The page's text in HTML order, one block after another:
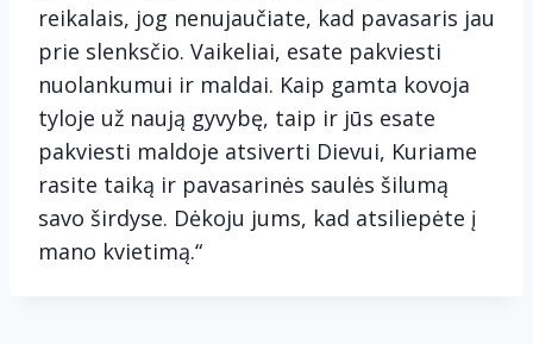
reikalais, jog nenujaučiate, kad pavasaris jau
prie slenksčio. Vaikeliai, esate pakviesti
nuolankumui ir maldai. Kaip gamta kovoja
tyloje už naują gyvybę, taip ir jūs esate
pakviesti maldoje atsiverti Dievui, Kuriame
rasite taiką ir pavasarinės saulės šilumą
savo širdyse. Dėkoju jums, kad atsiliepėte į
mano kvietimą.“